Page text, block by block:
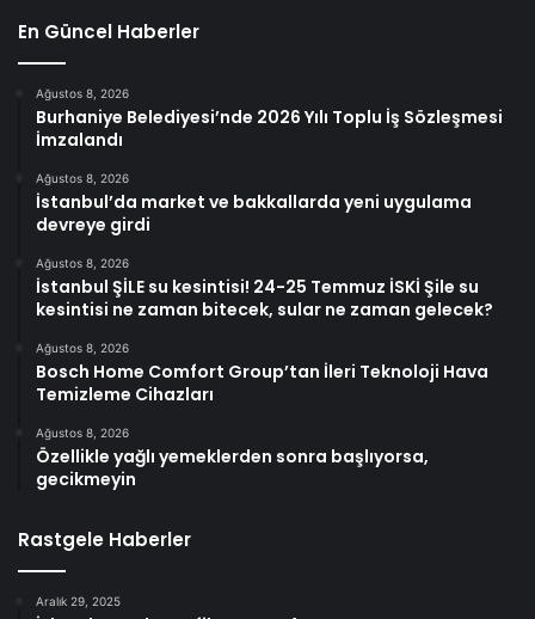
En Güncel Haberler
Ağustos 8, 2026
Burhaniye Belediyesi’nde 2026 Yılı Toplu İş Sözleşmesi
İmzalandı
Ağustos 8, 2026
İstanbul’da market ve bakkallarda yeni uygulama
devreye girdi
Ağustos 8, 2026
İstanbul ŞİLE su kesintisi! 24-25 Temmuz İSKİ Şile su
kesintisi ne zaman bitecek, sular ne zaman gelecek?
Ağustos 8, 2026
Bosch Home Comfort Group’tan İleri Teknoloji Hava
Temizleme Cihazları
Ağustos 8, 2026
Özellikle yağlı yemeklerden sonra başlıyorsa,
gecikmeyin
Rastgele Haberler
Aralık 29, 2025